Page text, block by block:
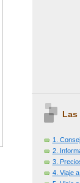
Las
1.
2.
3.
4. Viaje